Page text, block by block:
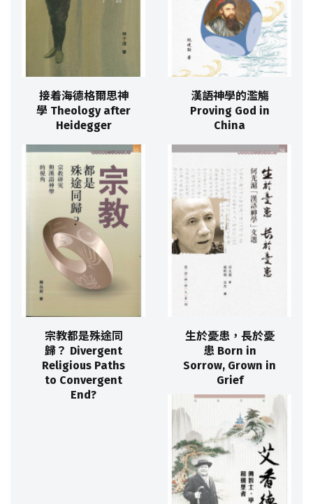
接着海德格爾思神
學 Theology after
Heidegger
漢語神學的濫觴
Proving God in
China
宗教都是殊途同
歸？ Divergent
Religious Paths
to Convergent
End?
生於憂患，長於憂
患 Born in
Sorrow, Grown in
Grief